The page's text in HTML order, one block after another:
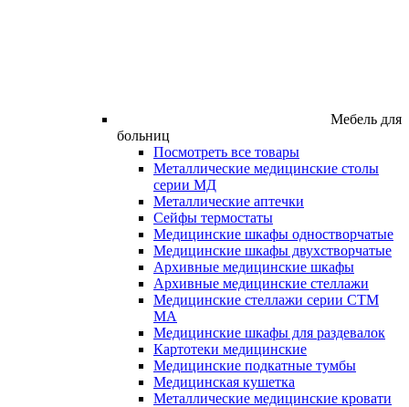
Мебель для
больниц
Посмотреть все товары
Металлические медицинские столы
серии МД
Металлические аптечки
Сейфы термостаты
Медицинские шкафы одностворчатые
Медицинские шкафы двухстворчатые
Архивные медицинские шкафы
Архивные медицинские стеллажи
Медицинские стеллажи серии СТМ
МА
Медицинские шкафы для раздевалок
Картотеки медицинские
Медицинские подкатные тумбы
Медицинская кушетка
Металлические медицинские кровати